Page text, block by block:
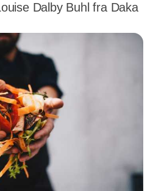
Dalby Buhl fra Daka